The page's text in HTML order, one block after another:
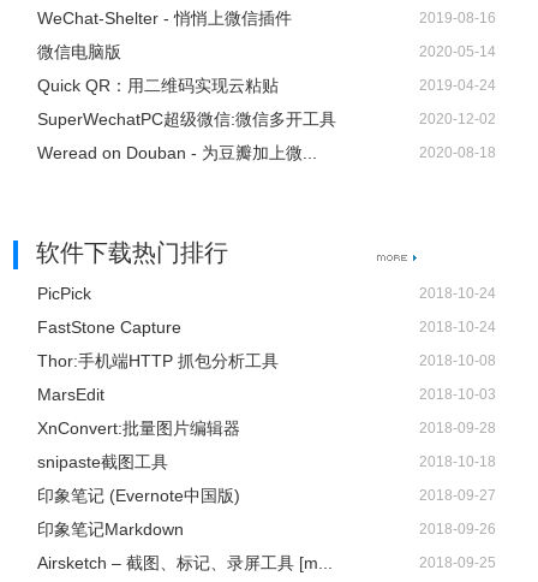
WeChat-Shelter - 悄悄上微信插件 2019-08-16
微信电脑版 2020-05-14
Quick QR：用二维码实现云粘贴 2019-04-24
SuperWechatPC超级微信:微信多开工具 2020-12-02
Weread on Douban - 为豆瓣加上微... 2020-08-18
软件下载热门排行
PicPick 2018-10-24
FastStone Capture 2018-10-24
Thor:手机端HTTP 抓包分析工具 2018-10-08
MarsEdit 2018-10-03
XnConvert:批量图片编辑器 2018-09-28
snipaste截图工具 2018-10-18
印象笔记 (Evernote中国版) 2018-09-27
印象笔记Markdown 2018-09-26
Airsketch – 截图、标记、录屏工具 [m... 2018-09-25